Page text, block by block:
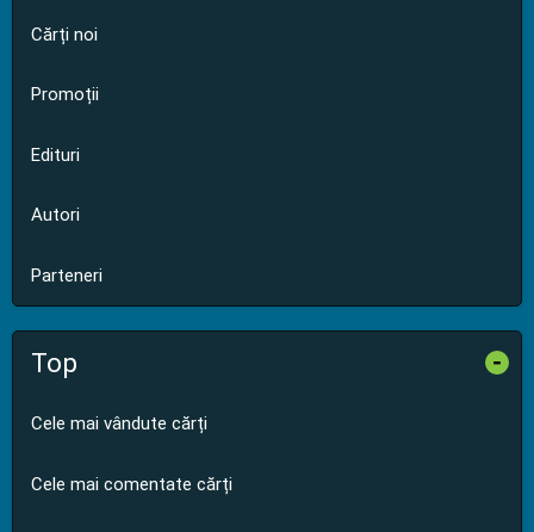
Cărți noi
Promoții
Edituri
Autori
Parteneri
Top -
Cele mai vândute cărți
Cele mai comentate cărți